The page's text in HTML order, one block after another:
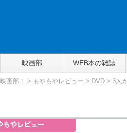
映画部 WEB本の雑誌
画部！ > もやもやレビュー > DVD > 3人